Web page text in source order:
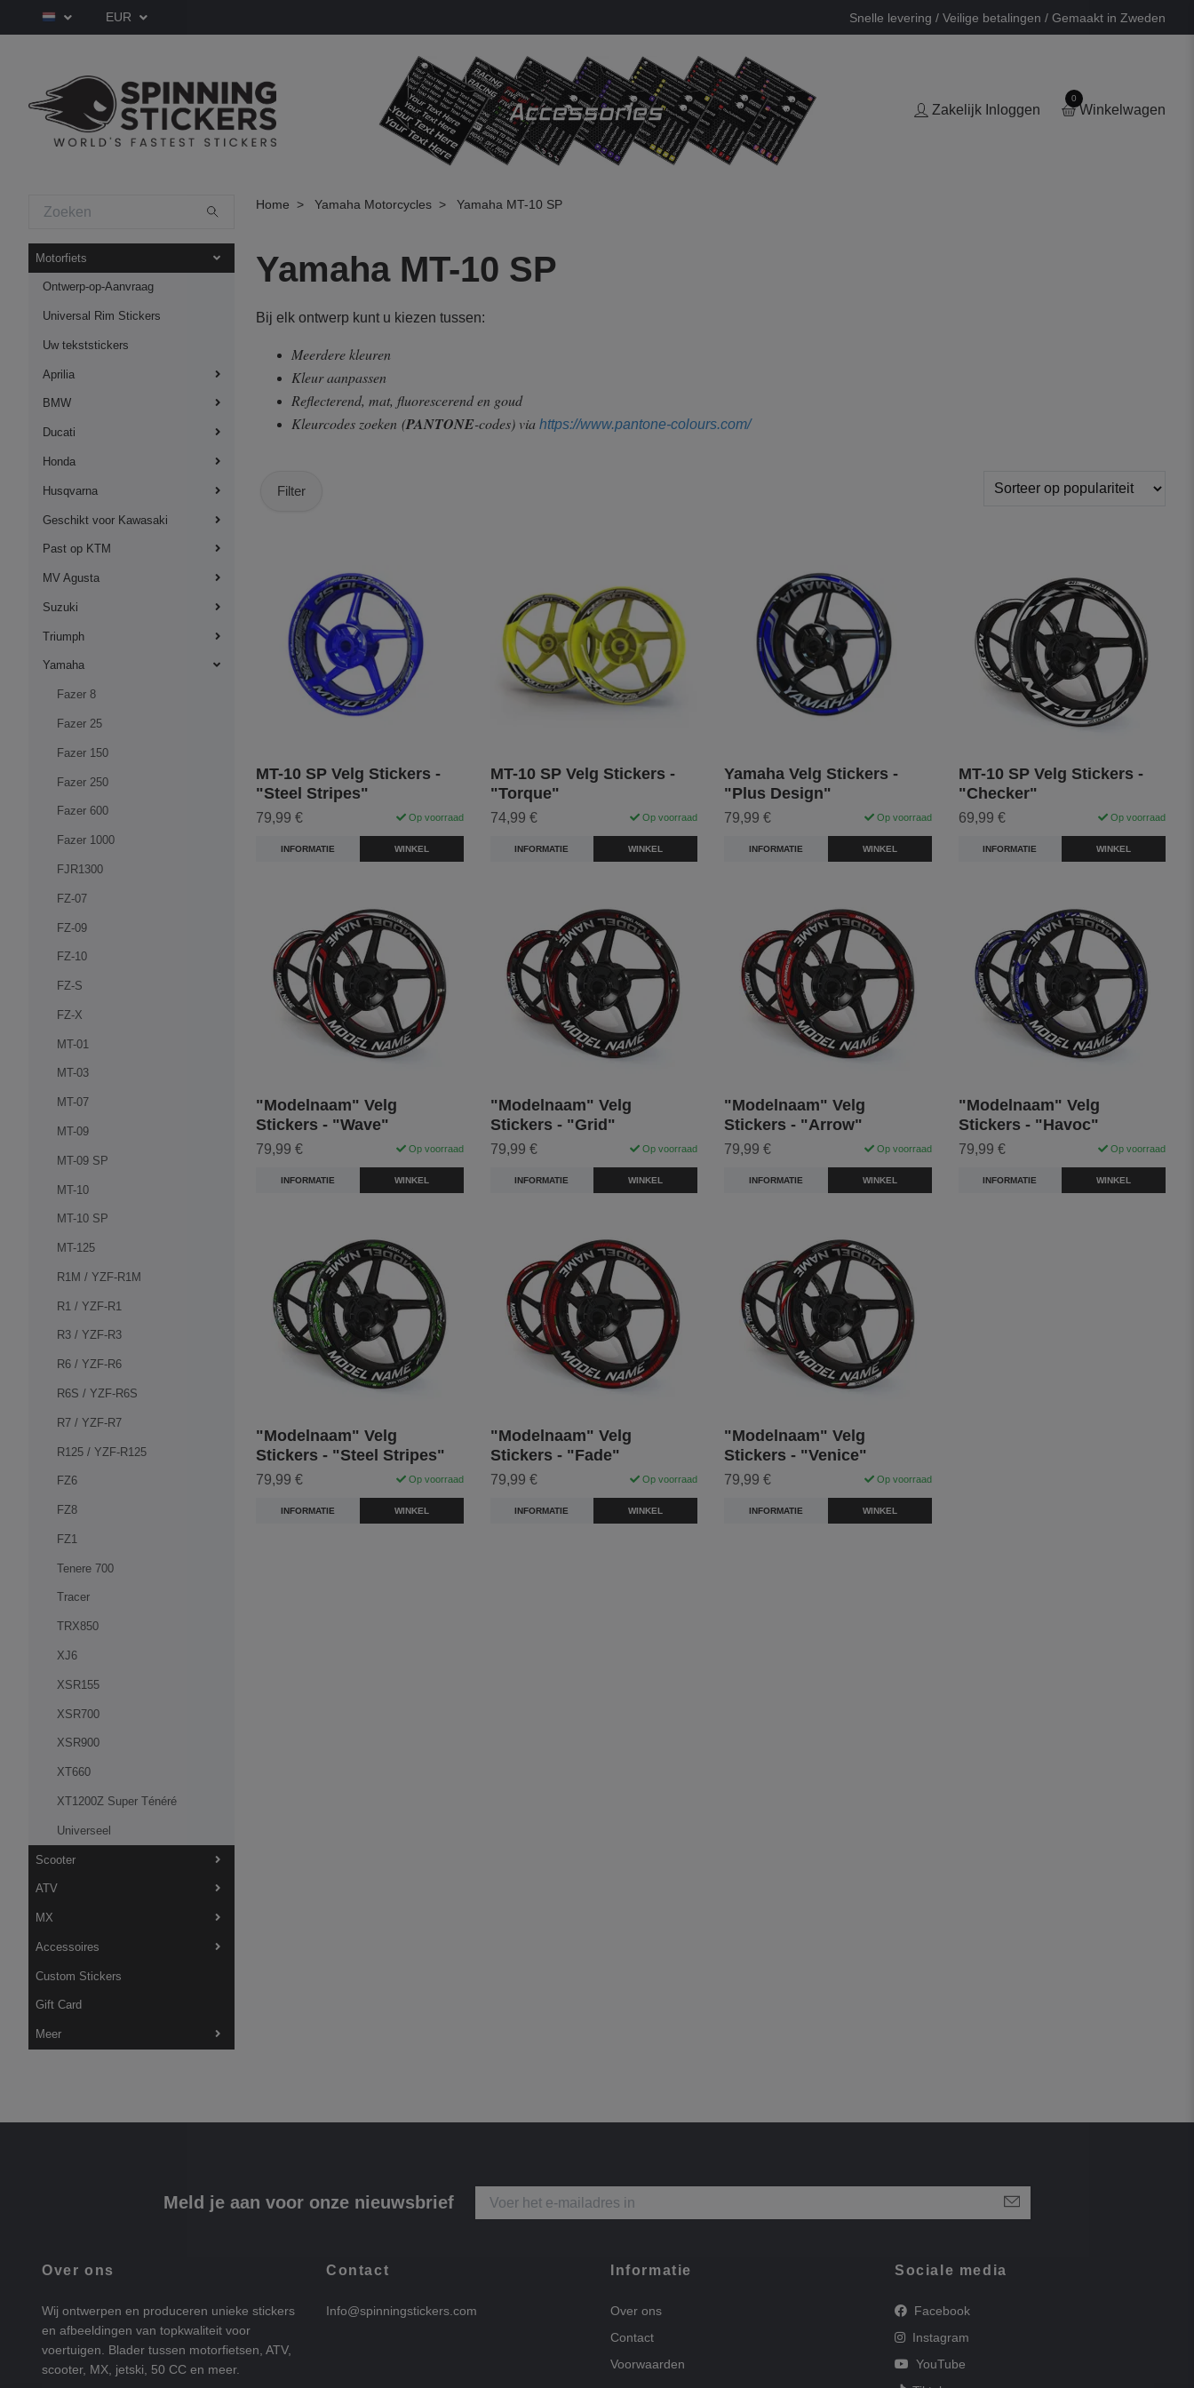
EUR Snelle levering / Veilige betalingen / Gemaakt in Zweden
Zakelijk Inloggen
0
Winkelwagen
Motorfiets
Ontwerp-op-Aanvraag
Universal Rim Stickers
Uw tekststickers
Aprilia
BMW
Ducati
Honda
Husqvarna
Geschikt voor Kawasaki
Past op KTM
MV Agusta
Suzuki
Triumph
Yamaha
Fazer 8
Fazer 25
Fazer 150
Fazer 250
Fazer 600
Fazer 1000
FJR1300
FZ-07
FZ-09
FZ-10
FZ-S
FZ-X
MT-01
MT-03
MT-07
MT-09
MT-09 SP
MT-10
MT-10 SP
MT-125
R1M / YZF-R1M
R1 / YZF-R1
R3 / YZF-R3
R6 / YZF-R6
R6S / YZF-R6S
R7 / YZF-R7
R125 / YZF-R125
FZ6
FZ8
FZ1
Tenere 700
Tracer
TRX850
XJ6
XSR155
XSR700
XSR900
XT660
XT1200Z Super Ténéré
Universeel
Scooter
ATV
MX
Accessoires
Custom Stickers
Gift Card
Meer
Home Yamaha Motorcycles Yamaha MT-10 SP
Yamaha MT-10 SP
Bij elk ontwerp kunt u kiezen tussen:
Meerdere kleuren
Kleur aanpassen
Reflecterend, mat, fluorescerend en goud
Kleurcodes zoeken (PANTONE-codes) via https://www.pantone-colours.com/
Filter
MT-10 SP Velg Stickers -
"Steel Stripes"
79,99 € Op voorraad
INFORMATIE WINKEL
MT-10 SP Velg Stickers -
"Torque"
74,99 € Op voorraad
INFORMATIE WINKEL
Yamaha Velg Stickers -
"Plus Design"
79,99 € Op voorraad
INFORMATIE WINKEL
MT-10 SP Velg Stickers -
"Checker"
69,99 € Op voorraad
INFORMATIE WINKEL
"Modelnaam" Velg
Stickers - "Wave"
79,99 € Op voorraad
INFORMATIE WINKEL
"Modelnaam" Velg
Stickers - "Grid"
79,99 € Op voorraad
INFORMATIE WINKEL
"Modelnaam" Velg
Stickers - "Arrow"
79,99 € Op voorraad
INFORMATIE WINKEL
"Modelnaam" Velg
Stickers - "Havoc"
79,99 € Op voorraad
INFORMATIE WINKEL
"Modelnaam" Velg
Stickers - "Steel Stripes"
79,99 € Op voorraad
INFORMATIE WINKEL
"Modelnaam" Velg
Stickers - "Fade"
79,99 € Op voorraad
INFORMATIE WINKEL
"Modelnaam" Velg
Stickers - "Venice"
79,99 € Op voorraad
INFORMATIE WINKEL
Meld je aan voor onze nieuwsbrief
Over ons
Wij ontwerpen en produceren unieke stickers
en afbeeldingen van topkwaliteit voor
voertuigen. Blader tussen motorfietsen, ATV,
scooter, MX, jetski, 50 CC en meer.
Contact
Info@spinningstickers.com
Informatie
Over ons
Contact
Voorwaarden
Sociale media
Facebook
Instagram
YouTube